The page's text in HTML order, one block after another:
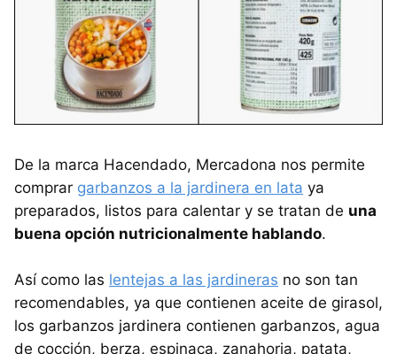
De la marca Hacendado, Mercadona nos permite
comprar garbanzos a la jardinera en lata ya
preparados, listos para calentar y se tratan de una
buena opción nutricionalmente hablando.
Así como las lentejas a las jardineras no son tan
recomendables, ya que contienen aceite de girasol,
los garbanzos jardinera contienen garbanzos, agua
de cocción, berza, espinaca, zanahoria, patata,